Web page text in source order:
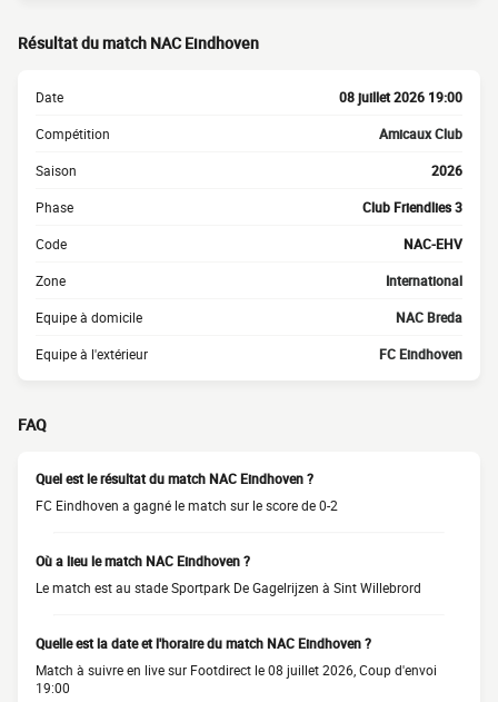
Résultat du match NAC Eindhoven
Date 08 juillet 2026 19:00
Compétition Amicaux Club
Saison 2026
Phase Club Friendlies 3
Code NAC-EHV
Zone International
Equipe à domicile NAC Breda
Equipe à l'extérieur FC Eindhoven
FAQ
Quel est le résultat du match NAC Eindhoven ?
FC Eindhoven a gagné le match sur le score de 0-2
Où a lieu le match NAC Eindhoven ?
Le match est au stade Sportpark De Gagelrijzen à Sint Willebrord
Quelle est la date et l'horaire du match NAC Eindhoven ?
Match à suivre en live sur Footdirect le 08 juillet 2026, Coup d'envoi
19:00